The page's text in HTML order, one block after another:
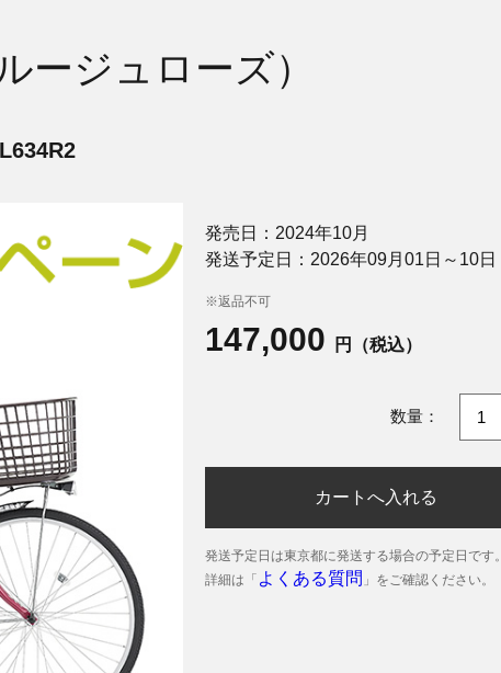
ジュローズ）
発売日：2024年10月
発送予定日：2026年09月01日～10日
※返品不可
147,000 円（税込）
数量：
カートへ入れる
発送予定日は東京都に発送する場合の予定日です。
詳細は「 よくある質問 」をご確認ください。